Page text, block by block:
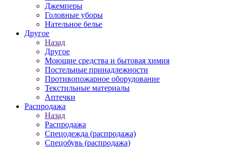
Джемперы
Головные уборы
Нательное белье
Другое
Назад
Другое
Моющие средства и бытовая химия
Постельные принадлежности
Противопожарное оборудование
Текстильные материалы
Аптечки
Распродажа
Назад
Распродажа
Спецодежда (распродажа)
Спецобувь (распродажа)